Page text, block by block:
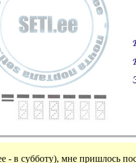
- в субботу), мне пришлось